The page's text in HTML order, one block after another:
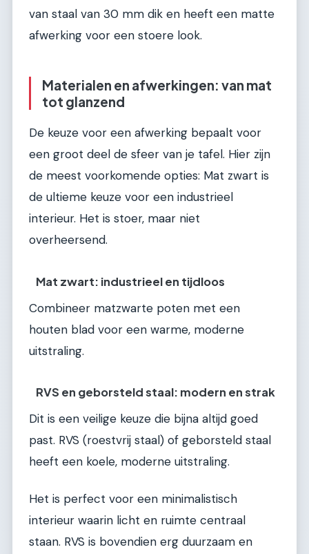
van staal van 30 mm dik en heeft een matte
afwerking voor een stoere look.
Materialen en afwerkingen: van mat
tot glanzend
De keuze voor een afwerking bepaalt voor
een groot deel de sfeer van je tafel. Hier zijn
de meest voorkomende opties: Mat zwart is
de ultieme keuze voor een industrieel
interieur. Het is stoer, maar niet
overheersend.
Mat zwart: industrieel en tijdloos
Combineer matzwarte poten met een
houten blad voor een warme, moderne
uitstraling.
RVS en geborsteld staal: modern en strak
Dit is een veilige keuze die bijna altijd goed
past. RVS (roestvrij staal) of geborsteld staal
heeft een koele, moderne uitstraling.
Het is perfect voor een minimalistisch
interieur waarin licht en ruimte centraal
staan. RVS is bovendien erg duurzaam en